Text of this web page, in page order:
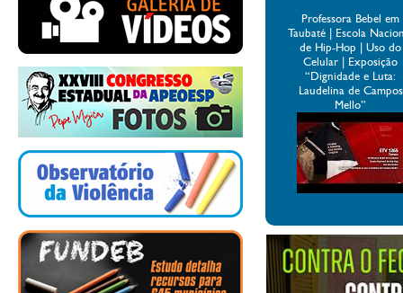
Professora Bebel em
Taubaté | Escola
de Hip-Hop | Uso do
Celular | Exposição
“Dignidade e Luta:
Laudelina de Campos
Mello”